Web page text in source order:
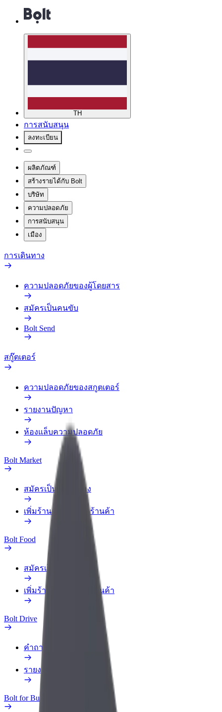
TH
การสนับสนุน
ลงทะเบียน
ผลิตภัณฑ์
สร้างรายได้กับ Bolt
บริษัท
ความปลอดภัย
การสนับสนุน
เมือง
การเดินทาง
ความปลอดภัยของผู้โดยสาร
สมัครเป็นคนขับ
Bolt Send
สกู๊ตเตอร์
ความปลอดภัยของสกูตเตอร์
รายงานปัญหา
ห้องแล็บความปลอดภัย
Bolt Market
สมัครเป็นคนส่งของ
เพิ่มร้านอาหารหรือร้านค้า
Bolt Food
สมัครเป็นคนส่งของ
เพิ่มร้านอาหารหรือร้านค้า
Bolt Drive
คำถามที่พบบ่อย
รายงานรถ
Bolt for Business